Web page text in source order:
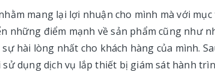
mang lại lợi nhuận cho mình mà với
những điểm mạnh về sản phẩm cũng như
hài lòng nhất cho khách hàng của mình.
dụng dịch vụ lắp thiết bị giám sát hành